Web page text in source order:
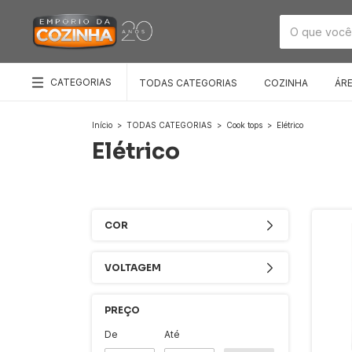
CATEGORIAS TODAS CATEGORIAS COZINHA
Início > TODAS CATEGORIAS > Cook tops > Elétrico
Elétrico
COR
VOLTAGEM
PREÇO
De Até